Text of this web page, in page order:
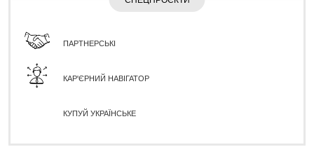
ПАРТНЕРСЬКІ
КАР'ЄРНИЙ НАВІГАТОР
КУПУЙ УКРАЇНСЬКЕ